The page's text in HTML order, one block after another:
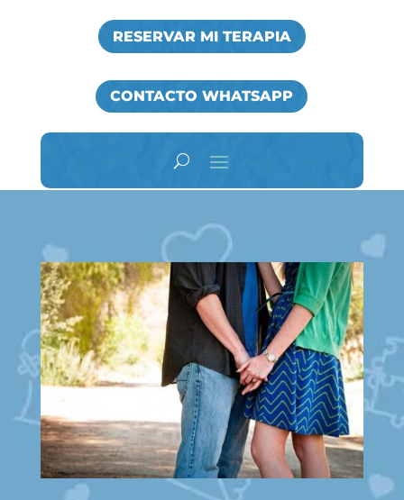
RESERVAR MI TERAPIA
CONTACTO WHATSAPP